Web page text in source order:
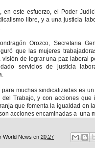
en este esfuerzo, el Poder
libre, y a una justicia
Orozco, Secretaria
que las mujeres
visión de lograr una paz laboral
servicios de justicia
muchas sindicalizadas es
del Trabajo, y con acciones
que fomenta la igualdad en
acciones encaminadas a una
World News en 20:27